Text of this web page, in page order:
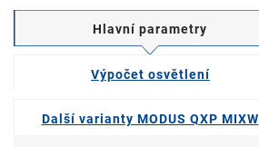
Hlavní parametry
Výpočet osvětlení
Další varianty MODUS QXP MIXW